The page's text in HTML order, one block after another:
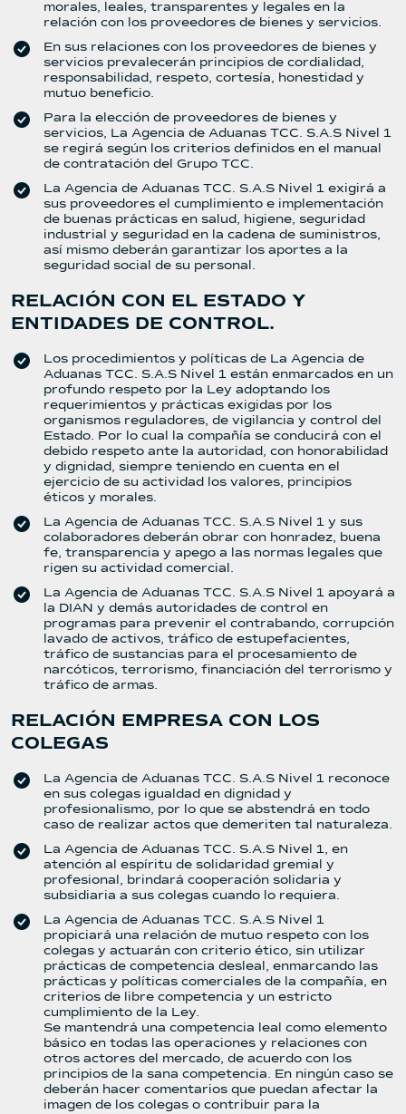
morales, leales, transparentes y legales en la
relación con los proveedores de bienes y servicios.
En sus relaciones con los proveedores de bienes y
servicios prevalecerán principios de cordialidad,
responsabilidad, respeto, cortesía, honestidad y
mutuo beneficio.
Para la elección de proveedores de bienes y
servicios, La Agencia de Aduanas TCC. S.A.S Nivel 1
se regirá según los criterios definidos en el manual
de contratación del Grupo TCC.
La Agencia de Aduanas TCC. S.A.S Nivel 1 exigirá a
sus proveedores el cumplimiento e implementación
de buenas prácticas en salud, higiene, seguridad
industrial y seguridad en la cadena de suministros,
así mismo deberán garantizar los aportes a la
seguridad social de su personal.
RELACIÓN CON EL ESTADO Y
ENTIDADES DE CONTROL.
Los procedimientos y políticas de La Agencia de
Aduanas TCC. S.A.S Nivel 1 están enmarcados en un
profundo respeto por la Ley adoptando los
requerimientos y prácticas exigidas por los
organismos reguladores, de vigilancia y control del
Estado. Por lo cual la compañía se conducirá con el
debido respeto ante la autoridad, con honorabilidad
y dignidad, siempre teniendo en cuenta en el
ejercicio de su actividad los valores, principios
éticos y morales.
La Agencia de Aduanas TCC. S.A.S Nivel 1 y sus
colaboradores deberán obrar con honradez, buena
fe, transparencia y apego a las normas legales que
rigen su actividad comercial.
La Agencia de Aduanas TCC. S.A.S Nivel 1 apoyará a
la DIAN y demás autoridades de control en
programas para prevenir el contrabando, corrupción
lavado de activos, tráfico de estupefacientes,
tráfico de sustancias para el procesamiento de
narcóticos, terrorismo, financiación del terrorismo y
tráfico de armas.
RELACIÓN EMPRESA CON LOS
COLEGAS
La Agencia de Aduanas TCC. S.A.S Nivel 1 reconoce
en sus colegas igualdad en dignidad y
profesionalismo, por lo que se abstendrá en todo
caso de realizar actos que demeriten tal naturaleza.
La Agencia de Aduanas TCC. S.A.S Nivel 1, en
atención al espíritu de solidaridad gremial y
profesional, brindará cooperación solidaria y
subsidiaria a sus colegas cuando lo requiera.
La Agencia de Aduanas TCC. S.A.S Nivel 1
propiciará una relación de mutuo respeto con los
colegas y actuarán con criterio ético, sin utilizar
prácticas de competencia desleal, enmarcando las
prácticas y políticas comerciales de la compañía, en
criterios de libre competencia y un estricto
cumplimiento de la Ley.
Se mantendrá una competencia leal como elemento
básico en todas las operaciones y relaciones con
otros actores del mercado, de acuerdo con los
principios de la sana competencia. En ningún caso se
deberán hacer comentarios que puedan afectar la
imagen de los colegas o contribuir para la